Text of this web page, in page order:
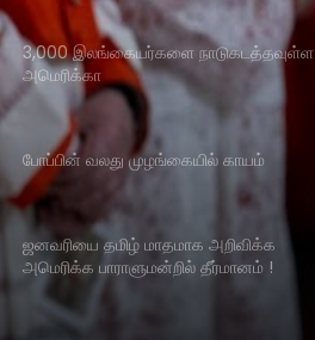
3,000 இலங்கையர்களை நாடுகடத்தவுள்ள
அமெரிக்கா
போப்பின் வலது முழங்கையில் காயம்
ஜனவரியை தமிழ் மாதமாக அறிவிக்க
அமெரிக்க பாராளுமன்றில் தீர்மானம் !